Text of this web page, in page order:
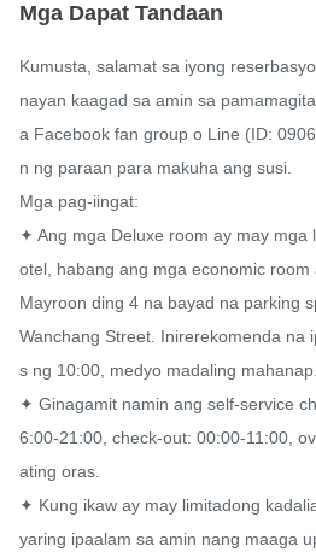
Mga Dapat Tandaan
Kumusta, salamat sa iyong
nayan kaagad sa amin sa
a Facebook fan group o Line (ID:
n ng paraan para makuha ang susi.
Mga pag-iingat:
✦ Ang mga Deluxe room ay may mga
otel, habang ang mga economic room
Mayroon ding 4 na bayad na parking
Wanchang Street. Inirerekomenda na
s ng 10:00, medyo madaling mahanap.
✦ Ginagamit namin ang self-service
6:00-21:00, check-out: 00:00-11:00,
ating oras.
✦ Kung ikaw ay may limitadong
yaring ipaalam sa amin nang maaga